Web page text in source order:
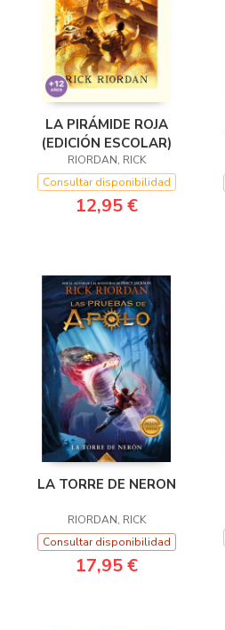
LA PIRÁMIDE ROJA
(EDICIÓN ESCOLAR)
RIORDAN, RICK
Consultar disponibilidad
12,95 €
LA TORRE DE NERON
RIORDAN, RICK
Consultar disponibilidad
17,95 €